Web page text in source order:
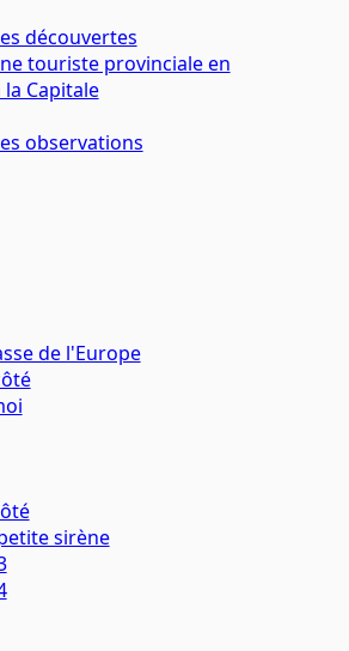
découvertes
touriste provinciale en
Capitale
observations
de l'Europe
sirène